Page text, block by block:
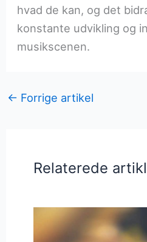
hvad de kan, og det
konstante udvikling og
musikscenen.
← Forrige artikel
Relaterede